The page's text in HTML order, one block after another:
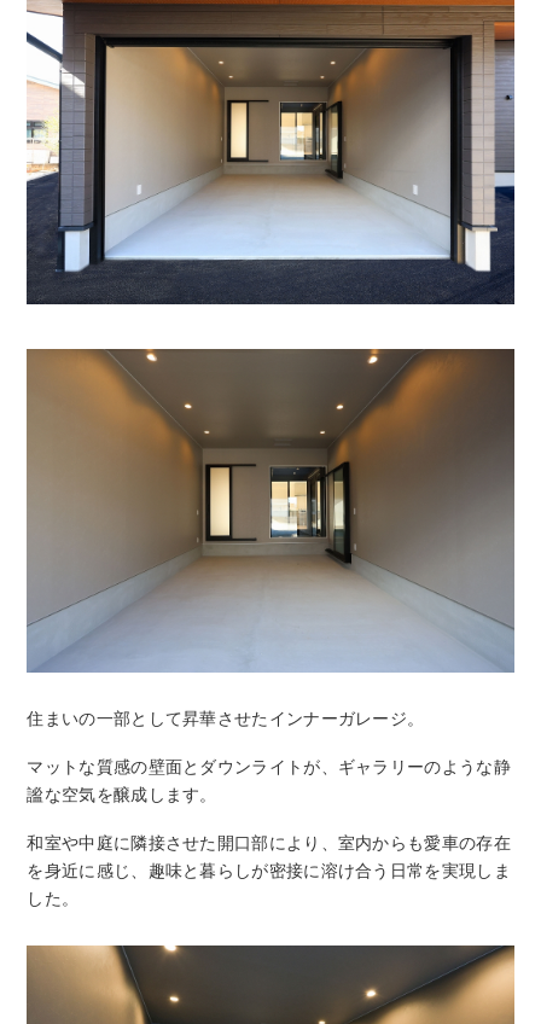
住まいの一部として昇華させたインナーガレージ。
マットな質感の壁面とダウンライトが、ギャラリーのような静
謐な空気を醸成します。
和室や中庭に隣接させた開口部により、室内からも愛車の存在
を身近に感じ、趣味と暮らしが密接に溶け合う日常を実現しま
した。